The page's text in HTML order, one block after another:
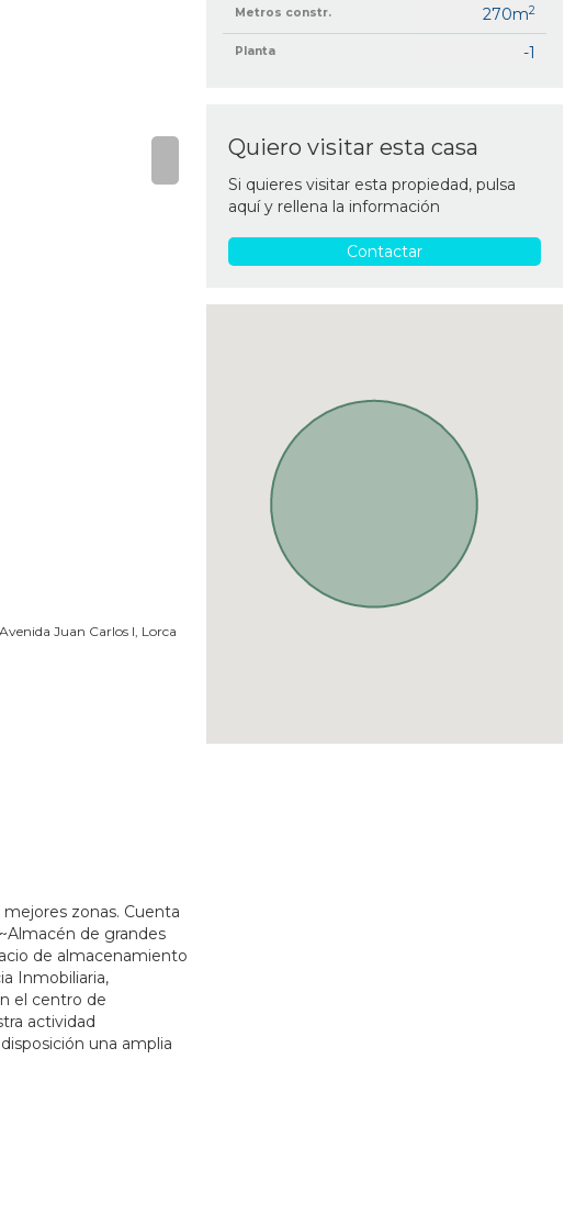
Avenida Juan Carlos I, Lorca
zonas. Cuenta
de grandes
de almacenamiento
Inmobiliaria,
el centro de
actividad
una amplia
Metros constr. 270m2
Planta -1
Quiero visitar esta casa
Si quieres visitar esta propiedad, pulsa
aquí y rellena la información
Contactar